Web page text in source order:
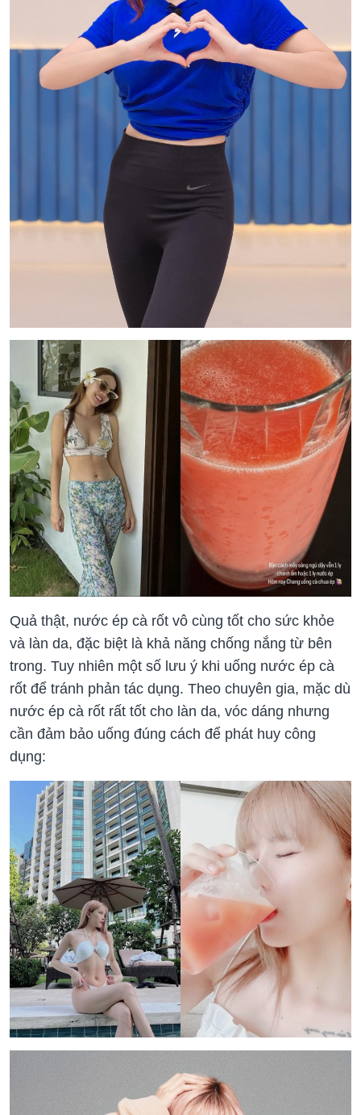
Quả thật, nước ép cà rốt vô cùng tốt cho sức khỏe
và làn da, đặc biệt là khả năng chống nắng từ bên
trong. Tuy nhiên một số lưu ý khi uống nước ép cà
rốt để tránh phản tác dụng. Theo chuyên gia, mặc dù
nước ép cà rốt rất tốt cho làn da, vóc dáng nhưng
cần đảm bảo uống đúng cách để phát huy công
dụng: